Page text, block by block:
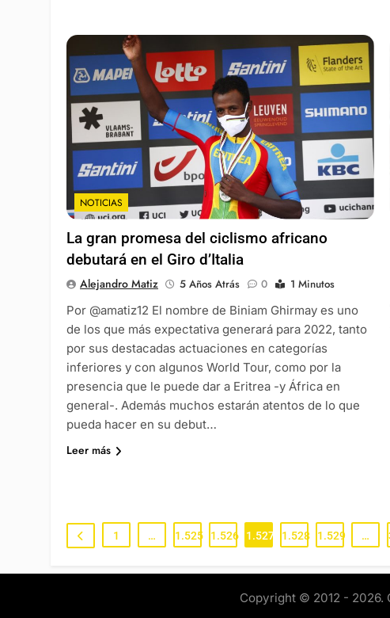
NOTICIAS
La gran promesa del ciclismo africano
debutará en el Giro d’Italia
Alejandro Matiz 5 Años Atrás 0
1 Minutos
Por @amatiz12 El nombre de Biniam Ghirmay es uno
de los que más expectativa generará para 2022, tanto
por sus destacadas actuaciones en categorías
inferiores y con algunos World Tour, como por la
presencia que le puede dar a Eritrea -y África en
general-. Además muchos estarán atentos de lo que
pueda hacer en su debut…
Leer más
1 … 1.525 1.526 1.527 1.528 1.529 …
Copyright © 2012 - 2026.